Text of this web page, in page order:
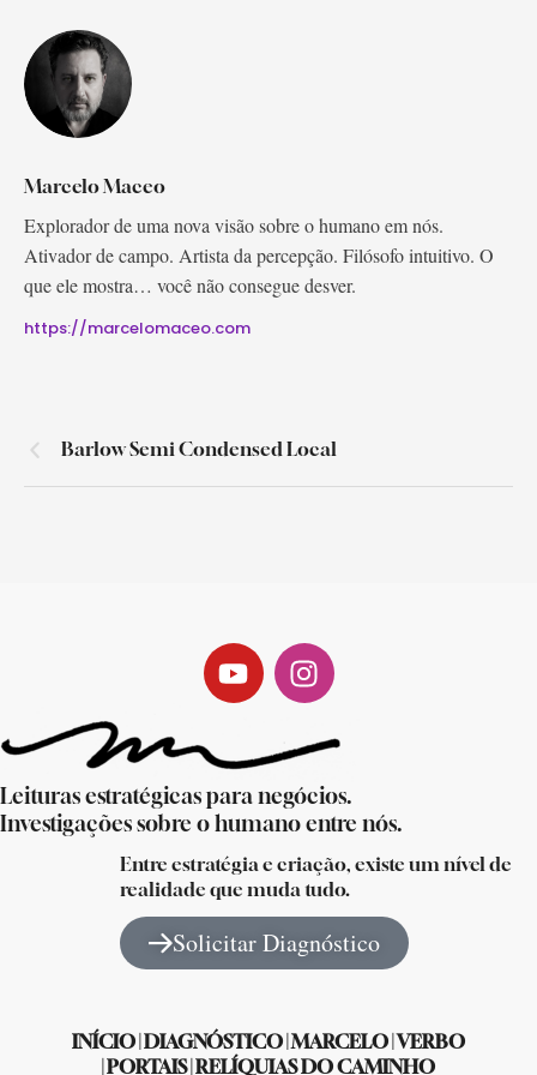
Marcelo Maceo
Explorador de uma nova visão sobre o humano em nós.
Ativador de campo. Artista da percepção. Filósofo intuitivo. O
que ele mostra… você não consegue desver.
https://marcelomaceo.com
Barlow Semi Condensed Local
Leituras estratégicas para negócios.
Investigações sobre o humano entre nós.
Entre estratégia e criação, existe um nível de
realidade que muda tudo.
Solicitar Diagnóstico
INÍCIO DIAGNÓSTICO |MARCELO |VERBO
PORTAIS| RELÍQUIAS DO CAMINHO